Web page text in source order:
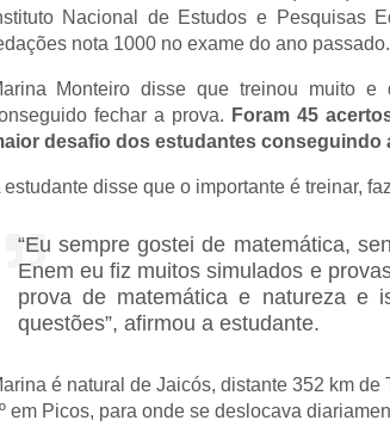
Nacional de Estudos e Pesquisas
nota 1000 no exame do ano passado.
Monteiro disse que treinou muito
fechar a prova. Foram 45
desafio dos estudantes conseguindo
estudante disse que o importante é treinar,
“Eu sempre gostei de matemática,
Enem eu fiz muitos simulados e
prova de matemática e natureza e
questões”, afirmou a estudante.
é natural de Jaicós, distante 352 km
em Picos, para onde se deslocava